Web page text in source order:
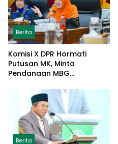
Berita
Komisi X DPR Hormati
Putusan MK, Minta
Pendanaan MBG
Pendidikan
Berita